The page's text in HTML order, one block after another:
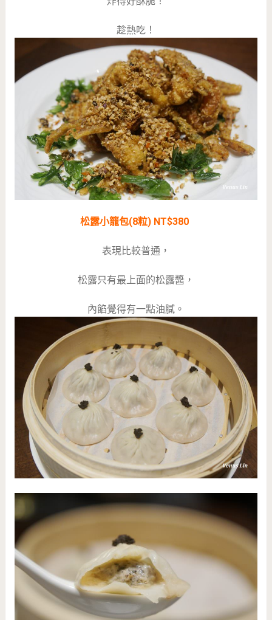
趁熱吃！
松露小籠包(8粒) NT$380
表現比較普通，
松露只有最上面的松露醬，
內餡覺得有一點油膩。